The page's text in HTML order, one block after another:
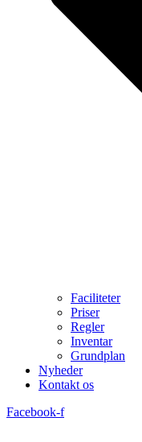
Faciliteter
Priser
Regler
Inventar
Grundplan
Nyheder
Kontakt os
Facebook-f